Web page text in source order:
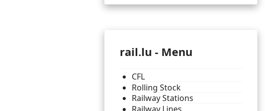
rail.lu - Menu
CFL
Rolling Stock
Railway Stations